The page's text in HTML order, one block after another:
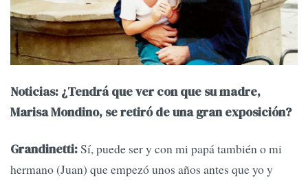
Noticias: ¿Tendrá que ver con que su madre,
Marisa Mondino, se retiró de una gran exposición?
Grandinetti:Sí, puede ser y con mi papá también o mi
hermano (Juan) que empezó unos años antes que yo y